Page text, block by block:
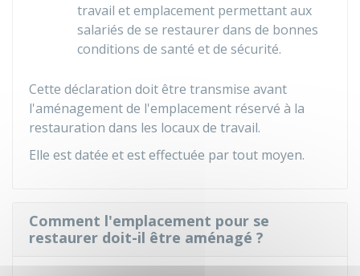
travail et emplacement permettant aux
salariés de se restaurer dans de bonnes
conditions de santé et de sécurité.
Cette déclaration doit être transmise avant
l'aménagement de l'emplacement réservé à la
restauration dans les locaux de travail.
Elle est datée et est effectuée par tout moyen.
Comment l'emplacement pour se
restaurer doit-il être aménagé ?